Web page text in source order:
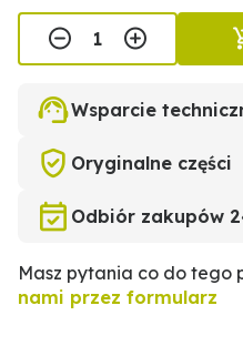
Wsparcie
Oryginalne części
Odbiór zakupów
Masz pytania co do tego
nami przez formularz